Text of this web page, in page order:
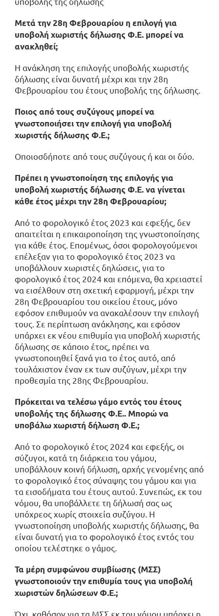
Μετά την 28η Φεβρουαρίου η επιλογή για
υποβολή χωριστής δήλωσης Φ.Ε. μπορεί να
ανακληθεί;
Η ανάκληση της επιλογής υποβολής χωριστής
δήλωσης είναι δυνατή μέχρι και την 28η
Φεβρουαρίου του έτους υποβολής της δήλωσης.
Ποιος από τους συζύγους μπορεί να
γνωστοποιήσει την επιλογή για υποβολή
χωριστής δήλωσης Φ.Ε.;
Οποιοσδήποτε από τους συζύγους ή και οι δύο.
Πρέπει η γνωστοποίηση της επιλογής για
υποβολή χωριστής δήλωσης Φ.Ε. να γίνεται
κάθε έτος μέχρι την 28η Φεβρουαρίου;
Από το φορολογικό έτος 2023 και εφεξής, δεν
απαιτείται η επικαιροποίηση της γνωστοποίησης
για κάθε έτος. Επομένως, όσοι φορολογούμενοι
επέλεξαν για το φορολογικό έτος 2023 να
υποβάλλουν χωριστές δηλώσεις, για το
φορολογικό έτος 2024 και επόμενα, θα χρειαστεί
να εισέλθουν στη σχετική εφαρμογή, μέχρι την
28η Φεβρουαρίου του οικείου έτους, μόνο
εφόσον επιθυμούν να ανακαλέσουν την επιλογή
τους. Σε περίπτωση ανάκλησης, και εφόσον
υπάρχει εκ νέου επιθυμία για υποβολή χωριστής
δήλωσης σε κάποιο έτος, πρέπει να
γνωστοποιηθεί ξανά για το έτος αυτό, από
τουλάχιστον έναν εκ των συζύγων, μέχρι την
προθεσμία της 28ης Φεβρουαρίου.
Πρόκειται να τελέσω γάμο εντός του έτους
υποβολής της δήλωσης Φ.Ε.. Μπορώ να
υποβάλω χωριστή δήλωση Φ.Ε.;
Από το φορολογικό έτος 2024 και εφεξής, οι
σύζυγοι, κατά τη διάρκεια του γάμου,
υποβάλλουν κοινή δήλωση, αρχής γενομένης από
το φορολογικό έτος σύναψης του γάμου και για
τα εισοδήματα του έτους αυτού. Συνεπώς, εκ του
νόμου, θα υποβάλλετε τη δήλωσή σας ως
υπόχρεος χωρίς στοιχεία συζύγου. Η
γνωστοποίηση υποβολής χωριστής δήλωσης, θα
είναι δυνατή για το φορολογικό έτος εντός του
οποίου τελέστηκε ο γάμος.
Τα μέρη συμφώνου συμβίωσης (ΜΣΣ)
γνωστοποιούν την επιθυμία τους για υποβολή
χωριστών δηλώσεων Φ.Ε.;
Όχι, καθόσον για τα ΜΣΣ εκ του νόμου υπάρχει η